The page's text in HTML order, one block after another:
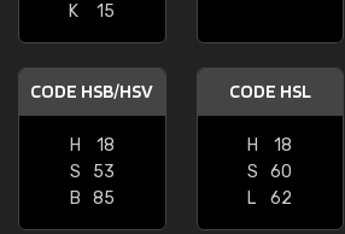
K
15
CODE HSB/HSV
H
18
S
53
B
85
CODE HSL
H
18
S
60
L
62